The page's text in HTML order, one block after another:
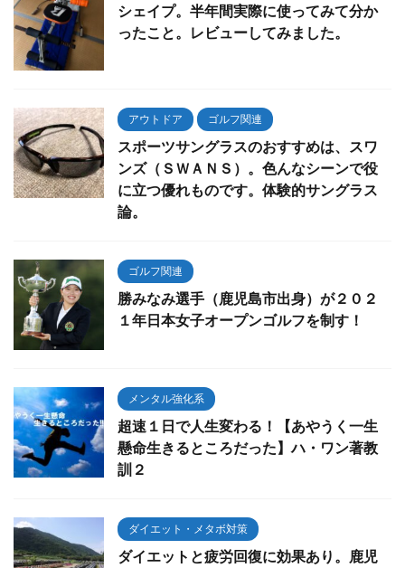
シェイプ。半年間実際に使ってみて分か
ったこと。レビューしてみました。
アウトドア ゴルフ関連
スポーツサングラスのおすすめは、スワ
ンズ（ＳＷＡＮＳ）。色んなシーンで役
に立つ優れものです。体験的サングラス
論。
ゴルフ関連
勝みなみ選手（鹿児島市出身）が２０２
１年日本女子オープンゴルフを制す！
メンタル強化系
超速１日で人生変わる！【あやうく一生
懸命生きるところだった】ハ・ワン著教
訓２
ダイエット・メタボ対策
ダイエットと疲労回復に効果あり。鹿児